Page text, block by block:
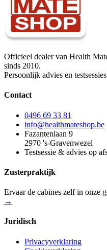
Officieel dealer van Health
sinds 2010.
Persoonlijk advies en
Contact
0496 69 33 81
info@healthmateshop.be
Fazantenlaan 9
2970 's-Gravenwezel
Testsessie & advies op
Zusterpraktijk
Ervaar de cabines zelf in onze
→
Juridisch
Privacyverklaring